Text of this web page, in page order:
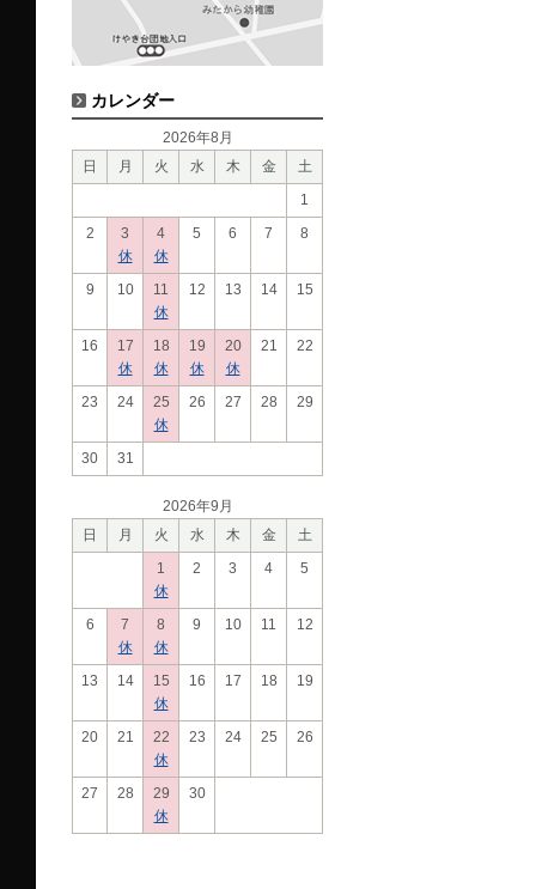
カレンダー
2026年8月
日
月 火 水 木 金
土
1
2
3
休
4
休
5 6 7 8
9 10
11
休
12 13 14 15
16
17
休
18
休
19
休
20
休
21 22
23 24
25
休
26 27 28 29
30 31
2026年9月
日
月 火 水 木 金
土
1
休
2 3 4 5
6
7
休
8
休
9 10 11 12
13 14
15
休
16 17 18 19
20 21
22
休
23 24 25 26
27 28
29
休
30